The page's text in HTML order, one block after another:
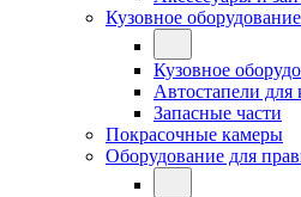
Кузовное
Кузовное
Автостапели для
Запасные части
Покрасочные камеры
Оборудование для